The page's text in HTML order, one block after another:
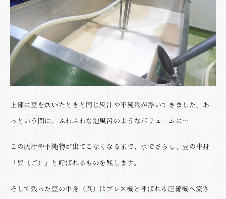
上部に豆を炊いたときと同じ灰汁や不純物が浮いてきました。あ
っという間に、ふわふわな泡風呂のようなボリュームに…
この灰汁や不純物が出てこなくなるまで、水でさらし、豆の中身
「呉（ご）」と呼ばれるものを残します。
そして残った豆の中身（呉）はプレス機と呼ばれる圧縮機へ流さ